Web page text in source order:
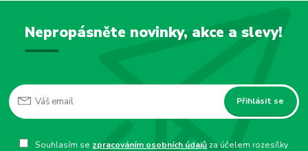
Nepropásněte novinky, akce a slevy!
Přihlásit se
Souhlasím se zpracováním osobních údajů za účelem rozesílky